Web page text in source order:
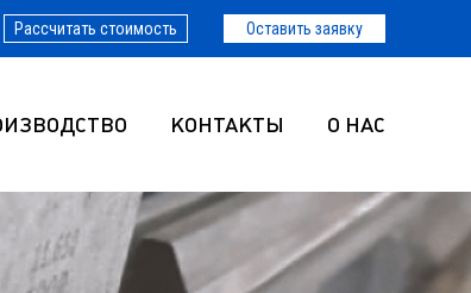
Рассчитать стоимость Оставить заявку
КОНТАКТЫ О НАС